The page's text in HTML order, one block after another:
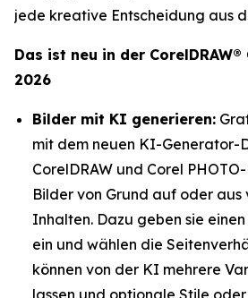
jede kreative Entscheidung aus
Das ist neu in der
2026
Bilder mit KI generieren:
mit dem neuen KI-Generator-
CorelDRAW und Corel
Bilder von Grund auf oder aus
Inhalten. Dazu geben sie
ein und wählen die
können von der KI mehrere
lassen und optionale Stile